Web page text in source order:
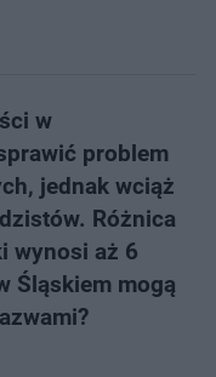
w
problem
jednak wciąż
Różnica
wynosi aż 6
Śląskiem mogą